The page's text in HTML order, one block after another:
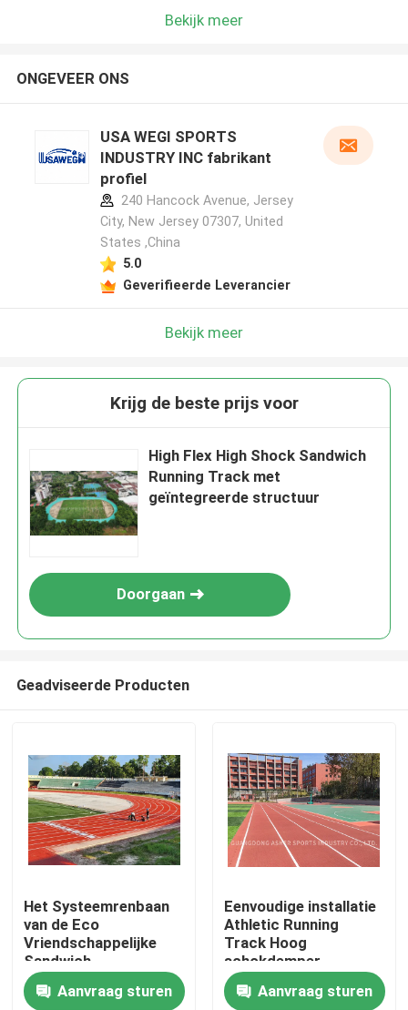
Huis
Producten
Bekijk meer
ONGEVEER ONS
USA WEGI SPORTS
INDUSTRY INC fabrikant
profiel
240 Hancock Avenue, Jersey
City, New Jersey 07307, United
States ,China
5.0
Geverifieerde Leverancier
Bekijk meer
Krijg de beste prijs voor
High Flex High Shock Sandwich
Running Track met
geïntegreerde structuur
Doorgaan
Geadviseerde Producten
Het Systeemrenbaan
van de Eco
Vriendschappelijke
Sandwich
Aanvraag sturen
Eenvoudige installatie
Athletic Running
Track Hoog
schokdemper
Aanvraag sturen